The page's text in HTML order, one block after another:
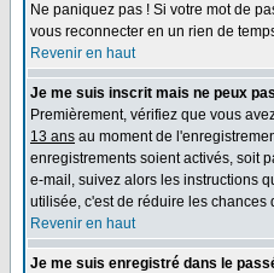
Ne paniquez pas ! Si votre mot de
vous reconnecter en un rien de
Revenir en haut
Je me suis inscrit mais ne peux
Premièrement, vérifiez que vous
13 ans au moment de
enregistrements soient activés, soit
e-mail, suivez alors les instructions
utilisée, c'est de réduire les
Revenir en haut
Je me suis enregistré dans le